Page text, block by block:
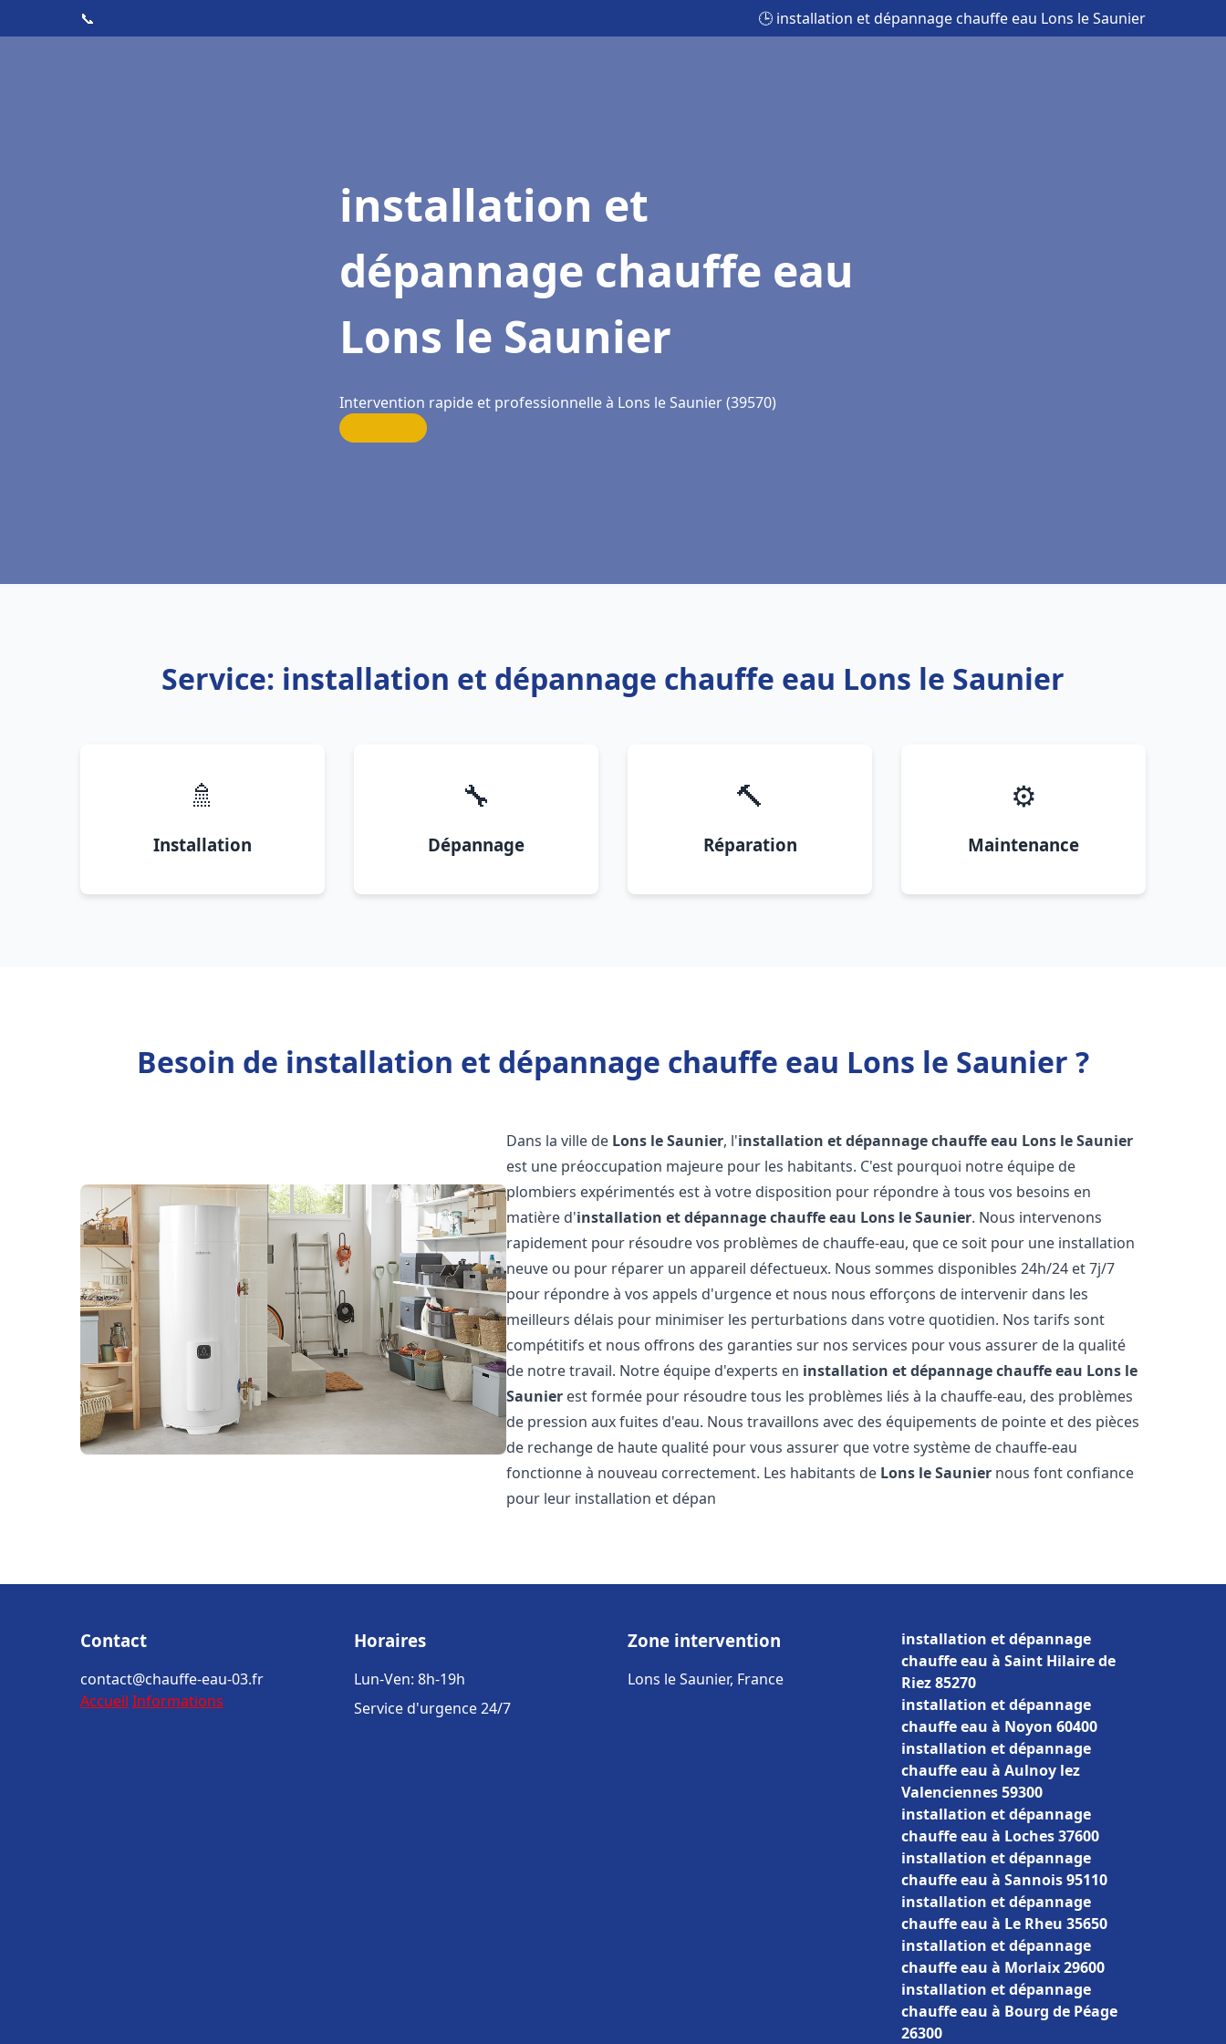
📞 🕒 installation et dépannage chauffe eau Lons le Saunier
installation et
dépannage chauffe eau
Lons le Saunier
Intervention rapide et professionnelle à Lons le Saunier (39570)
Service: installation et dépannage chauffe eau Lons le Saunier
🚿
Installation
🔧
Dépannage
🔨
Réparation
⚙️
Maintenance
Besoin de installation et dépannage chauffe eau Lons le Saunier ?
Dans la ville de Lons le Saunier, l'installation et dépannage chauffe eau Lons le Saunier
est une préoccupation majeure pour les habitants. C'est pourquoi notre équipe de
plombiers expérimentés est à votre disposition pour répondre à tous vos besoins en
matière d'installation et dépannage chauffe eau Lons le Saunier. Nous intervenons
rapidement pour résoudre vos problèmes de chauffe-eau, que ce soit pour une installation
neuve ou pour réparer un appareil défectueux. Nous sommes disponibles 24h/24 et 7j/7
pour répondre à vos appels d'urgence et nous nous efforçons de intervenir dans les
meilleurs délais pour minimiser les perturbations dans votre quotidien. Nos tarifs sont
compétitifs et nous offrons des garanties sur nos services pour vous assurer de la qualité
de notre travail. Notre équipe d'experts en installation et dépannage chauffe eau Lons le
Saunier est formée pour résoudre tous les problèmes liés à la chauffe-eau, des problèmes
de pression aux fuites d'eau. Nous travaillons avec des équipements de pointe et des pièces
de rechange de haute qualité pour vous assurer que votre système de chauffe-eau
fonctionne à nouveau correctement. Les habitants de Lons le Saunier nous font confiance
pour leur installation et dépan
Contact
contact@chauffe-eau-03.fr
Accueil Informations
Horaires
Lun-Ven: 8h-19h
Service d'urgence 24/7
Zone intervention
Lons le Saunier, France
installation et dépannage
chauffe eau à Saint Hilaire de
Riez 85270
installation et dépannage
chauffe eau à Noyon 60400
installation et dépannage
chauffe eau à Aulnoy lez
Valenciennes 59300
installation et dépannage
chauffe eau à Loches 37600
installation et dépannage
chauffe eau à Sannois 95110
installation et dépannage
chauffe eau à Le Rheu 35650
installation et dépannage
chauffe eau à Morlaix 29600
installation et dépannage
chauffe eau à Bourg de Péage
26300